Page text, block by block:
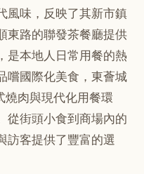
風味，反映了其新市鎮
東路的聯發茶餐廳提供
是本地人日常用餐的熱
嚐國際化美食，東薈城
肉與現代化用餐環
從街頭小食到商場內的
訪客提供了豐富的選